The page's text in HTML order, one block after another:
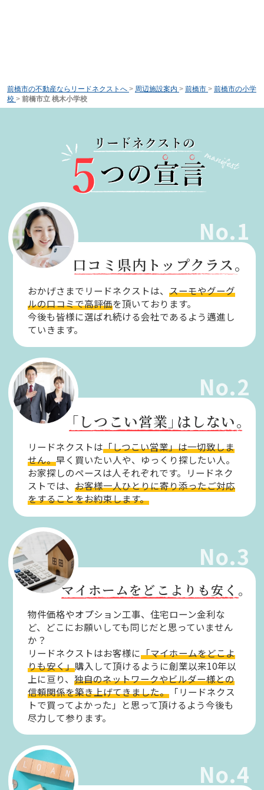
前橋市の不動産ならリードネクストへ > 周辺施設案内 > 前橋市 > 前橋市の小学
校 > 前橋市立 桃木小学校
No.1
口コミ県内トップクラス。
おかげさまでリードネクストは、スーモやグーグ
ルの口コミで高評価を頂いております。
今後も皆様に選ばれ続ける会社であるよう邁進し
ていきます。
No.2
「しつこい営業」はしない。
リードネクストは「しつこい営業」は一切致しま
せん。早く買いたい人や、ゆっくり探したい人。
お家探しのペースは人それぞれです。リードネク
ストでは、お客様一人ひとりに寄り添ったご対応
をすることをお約束します。
No.3
マイホームをどこよりも安く。
物件価格やオプション工事、住宅ローン金利な
ど、どこにお願いしても同じだと思っていません
か？
リードネクストはお客様に「マイホームをどこよ
りも安く」購入して頂けるように創業以来10年以
上に亘り、独自のネットワークやビルダー様との
信頼関係を築き上げてきました。 「リードネクス
トで買ってよかった」と思って頂けるよう今後も
尽力して参ります。
No.4